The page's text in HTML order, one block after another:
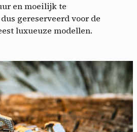
en moeilijk te
gereserveerd voor de
luxueuze modellen.